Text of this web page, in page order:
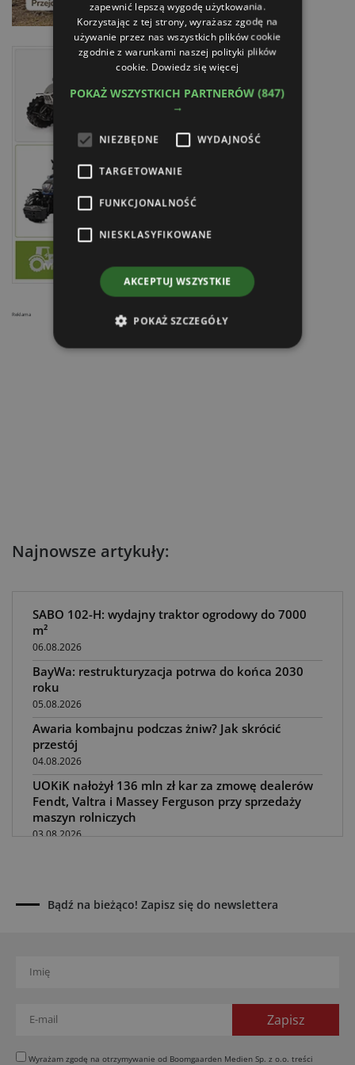
Najnowsze artykuły:
SABO 102-H: wydajny traktor ogrodowy do 7000
m²
06.08.2026
BayWa: restrukturyzacja potrwa do końca 2030
roku
05.08.2026
Awaria kombajnu podczas żniw? Jak skrócić
przestój
04.08.2026
UOKiK nałożył 136 mln zł kar za zmowę dealerów
Fendt, Valtra i Massey Ferguson przy sprzedaży
maszyn rolniczych
03.08.2026
Rzepak hybrydowy: sposób na wyższą rentowność
01.08.2026
31.07.2026
Kukurydza w Polsce: aktualny stan plantacji
30.07.2026
Reklama
Bądź na bieżąco! Zapisz się do newslettera
Wyrażam zgodę na otrzymywanie od Boomgaarden Medien Sp. z o.o. treści
zapewnić lepszą wygodę użytkowania.
Korzystając z tej strony, wyrażasz zgodę na
używanie przez nas wszystkich plików cookie
zgodnie z warunkami naszej polityki plików
cookie. Dowiedz się więcej
POKAŻ WSZYSTKICH PARTNERÓW(847)
→
NIEZBĘDNE WYDAJNOŚĆ
TARGETOWANIE
FUNKCJONALNOŚĆ
NIESKLASYFIKOWANE
AKCEPTUJ WSZYSTKIE
POKAŻ SZCZEGÓŁY